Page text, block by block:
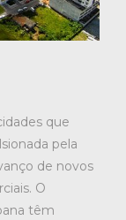
que
pela
de novos
O
têm